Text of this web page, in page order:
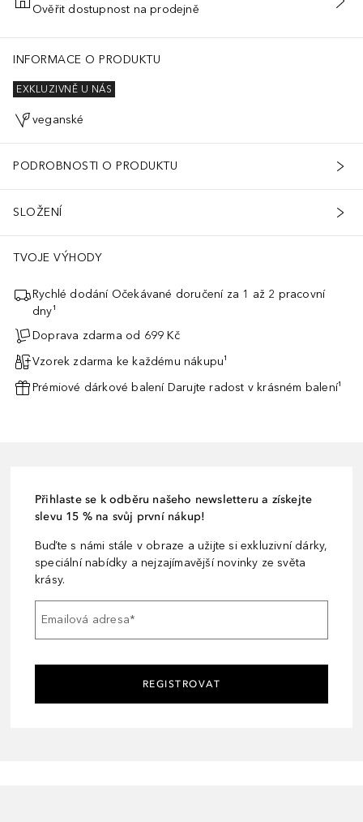
PŘIDAT DO KOŠÍKU
Ověřit dostupnost na prodejně
INFORMACE O PRODUKTU
EXKLUZIVNĚ U NÁS
veganské
PODROBNOSTI O PRODUKTU
SLOŽENÍ
TVOJE VÝHODY
Rychlé dodání Očekávané doručení za 1 až 2 pracovní
dny¹
Doprava zdarma od 699 Kč
Vzorek zdarma ke každému nákupu¹
Prémiové dárkové balení Darujte radost v krásném balení¹
Přihlaste se k odběru našeho newsletteru a získejte
slevu 15 % na svůj první nákup!
Buďte s námi stále v obraze a užijte si exkluzivní dárky,
speciální nabídky a nejzajímavější novinky ze světa
krásy.
Emailová adresa*
REGISTROVAT